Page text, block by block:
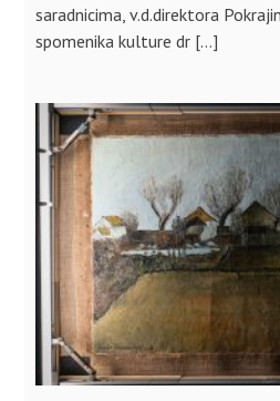
saradnicima, v.d.direktora
spomenika kulture dr […]